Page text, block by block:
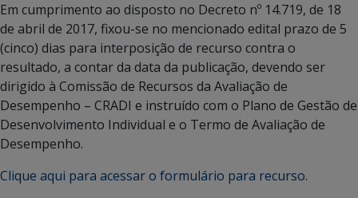
Em cumprimento ao disposto no Decreto nº 14.719, de 18
de abril de 2017, fixou-se no mencionado edital prazo de 5
(cinco) dias para interposição de recurso contra o
resultado, a contar da data da publicação, devendo ser
dirigido à Comissão de Recursos da Avaliação de
Desempenho – CRADI e instruído com o Plano de Gestão de
Desenvolvimento Individual e o Termo de Avaliação de
Desempenho.
Clique aqui para acessar o formulário para recurso.